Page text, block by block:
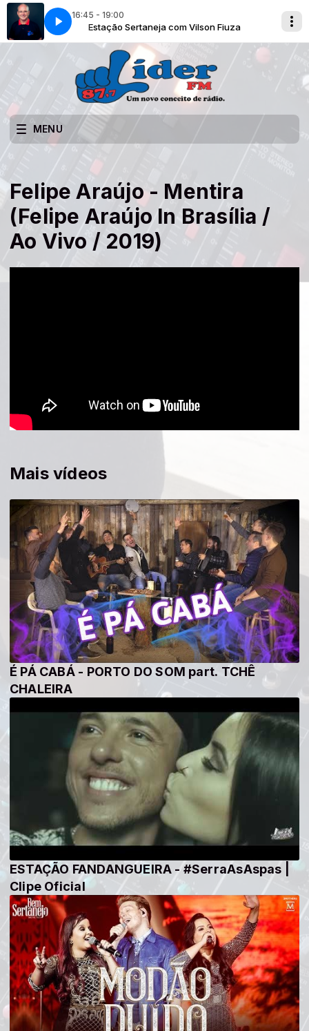
16:45 - 19:00
Fiuza Estação Sertaneja com Vilson Fiuza
MENU
Felipe Araújo - Mentira
(Felipe Araújo In Brasília /
Ao Vivo / 2019)
Mais vídeos
É PÁ CABÁ - PORTO DO SOM part. TCHÊ
CHALEIRA
ESTAÇÃO FANDANGUEIRA - #SerraAsAspas |
Clipe Oficial